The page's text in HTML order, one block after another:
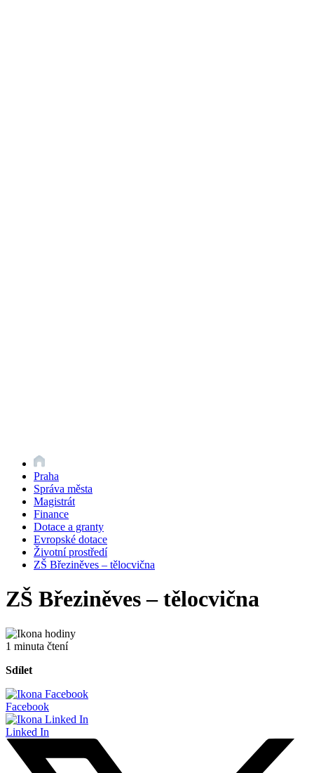
Praha
Správa města
Magistrát
Finance
Dotace a granty
Evropské dotace
Životní prostředí
ZŠ Březiněves – tělocvična
ZŠ Březiněves – tělocvična
1 minuta čtení
Sdílet
Facebook
Linked In